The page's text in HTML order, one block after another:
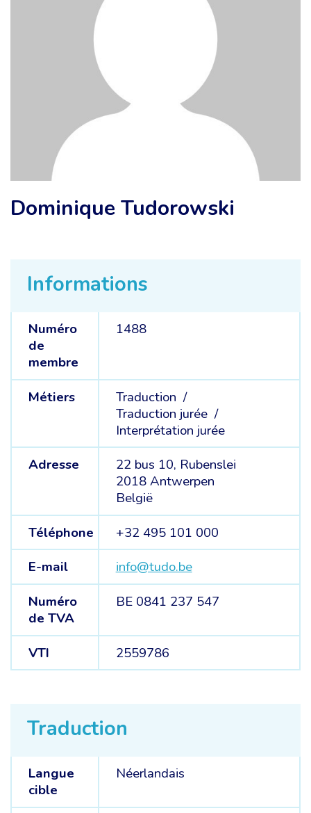
Informations
Numéro
de
membre
1488
Métiers
Traduction /
Traduction jurée /
Interprétation jurée
Adresse
22 bus 10, Rubenslei
2018 Antwerpen
België
Téléphone
+32 495 101 000
E-mail
info@tudo.be
Numéro
de TVA
BE 0841 237 547
VTI 2559786
Traduction
Langue
cible
Néerlandais
Dominique Tudorowski